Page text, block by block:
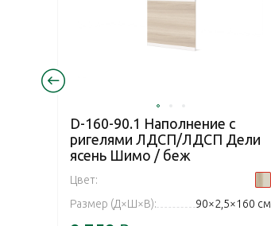
D-160-90.1 Наполнение с
ригелями ЛДСП/ЛДСП Дели
ясень Шимо / беж
Цвет:
Размер (Д×Ш×В):
90×2,5×160 см